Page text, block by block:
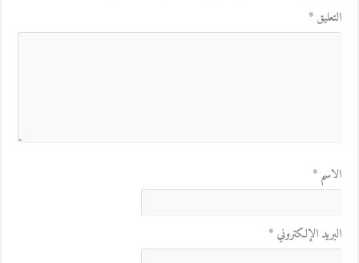
التعليق*
الاسم*
البريد الإلكتروني*